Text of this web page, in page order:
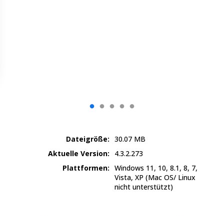
Dateigröße: 30.07 MB
Aktuelle Version:
4.3.2.273
Plattformen: Windows 11, 10, 8.1, 8, 7,
Vista, XP (Mac OS/ Linux
nicht unterstützt)